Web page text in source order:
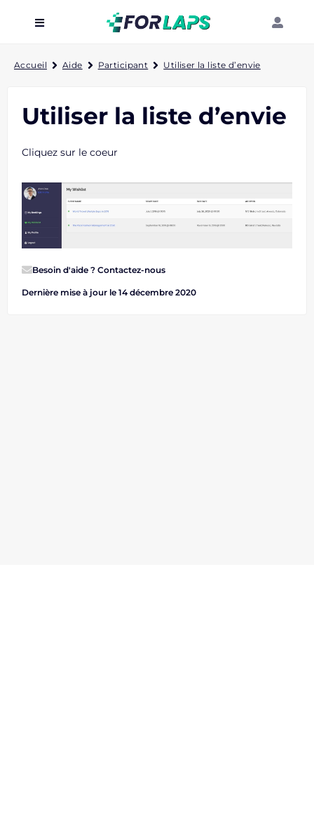
Localisation
Accueil Aide Participant Utiliser la liste d’envie
Utiliser la liste d’envie
Cliquez sur le coeur
Besoin d'aide ? Contactez-nous
Dernière mise à jour le 14 décembre 2020